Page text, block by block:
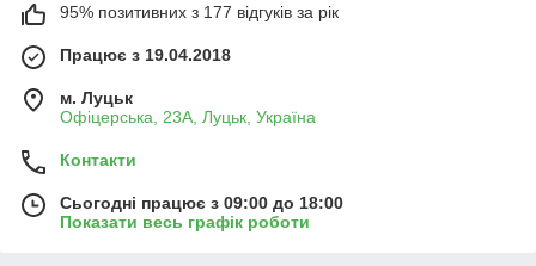
95% позитивних з 177 відгуків за рік
Працює з 19.04.2018
м. Луцьк
Офіцерська, 23А, Луцьк, Україна
Контакти
Сьогодні працює з 09:00 до 18:00
Показати весь графік роботи